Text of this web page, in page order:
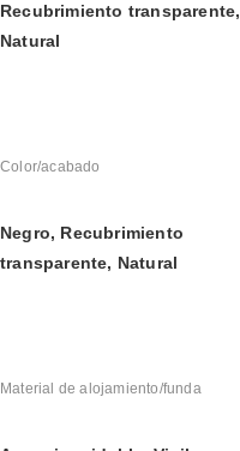
Recubrimiento transparente,
Natural
Color/acabado
Negro, Recubrimiento
transparente, Natural
Material de alojamiento/funda